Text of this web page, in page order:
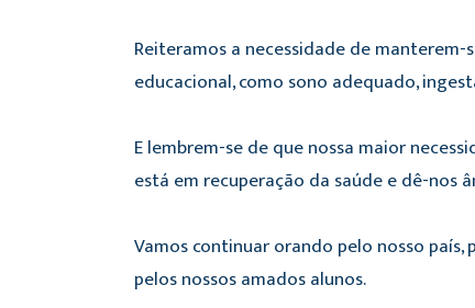
Reiteramos a necessidade de
educacional, como sono adequado,
E lembrem-se de que nossa maior
está em recuperação da saúde e dê-nos
Vamos continuar orando pelo nosso
pelos nossos amados alunos.